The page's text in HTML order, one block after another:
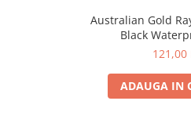
Australian Gold
Black
121,00
ADAUGA IN